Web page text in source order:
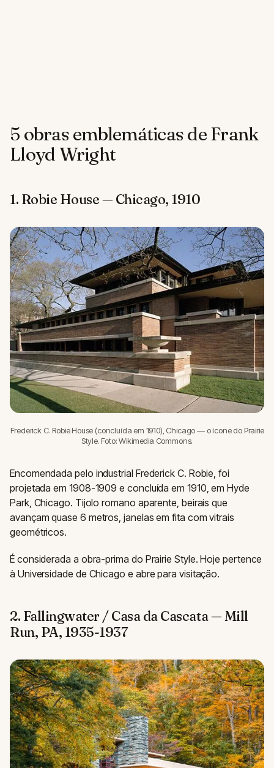
5 obras emblemáticas de Frank
Lloyd Wright
1. Robie House — Chicago, 1910
Frederick C. Robie House (concluída em 1910), Chicago — o ícone do Prairie
Style. Foto: Wikimedia Commons.
Encomendada pelo industrial Frederick C. Robie, foi
projetada em 1908-1909 e concluída em 1910, em Hyde
Park, Chicago. Tijolo romano aparente, beirais que
avançam quase 6 metros, janelas em fita com vitrais
geométricos.
É considerada a obra-prima do Prairie Style. Hoje pertence
à Universidade de Chicago e abre para visitação.
2. Fallingwater / Casa da Cascata — Mill
Run, PA, 1935-1937